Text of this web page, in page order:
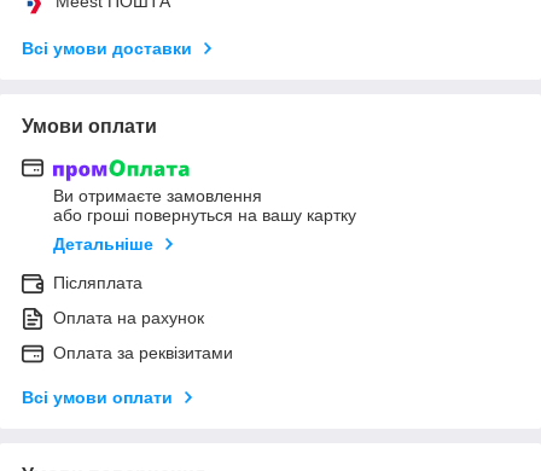
Всі умови доставки
Умови оплати
Ви отримаєте замовлення
або гроші повернуться на вашу картку
Детальніше
Післяплата
Оплата на рахунок
Оплата за реквізитами
Всі умови оплати